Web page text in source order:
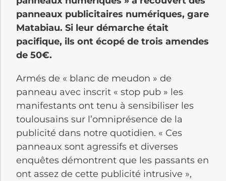
panneaux publicitaires numériques, gare
Matabiau. Si leur démarche était
pacifique, ils ont écopé de trois amendes
de 50€.
Armés de « blanc de meudon » de
panneau avec inscrit « stop pub » les
manifestants ont tenu à sensibiliser les
toulousains sur l’omniprésence de la
publicité dans notre quotidien. « Ces
panneaux sont agressifs et diverses
enquêtes démontrent que les passants en
ont assez de cette publicité intrusive »,